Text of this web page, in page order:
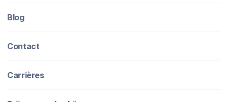
Blog
Contact
Carrières